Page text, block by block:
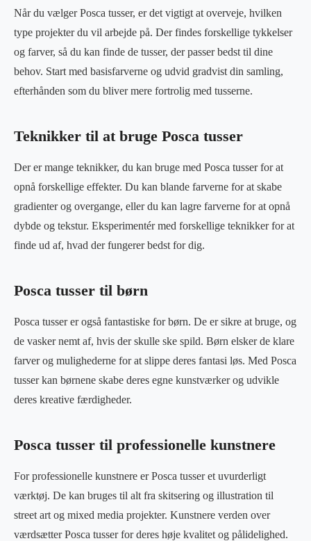
Når du vælger Posca tusser, er det vigtigt at overveje, hvilken
type projekter du vil arbejde på. Der findes forskellige tykkelser
og farver, så du kan finde de tusser, der passer bedst til dine
behov. Start med basisfarverne og udvid gradvist din samling,
efterhånden som du bliver mere fortrolig med tusserne.
Teknikker til at bruge Posca tusser
Der er mange teknikker, du kan bruge med Posca tusser for at
opnå forskellige effekter. Du kan blande farverne for at skabe
gradienter og overgange, eller du kan lagre farverne for at opnå
dybde og tekstur. Eksperimentér med forskellige teknikker for at
finde ud af, hvad der fungerer bedst for dig.
Posca tusser til børn
Posca tusser er også fantastiske for børn. De er sikre at bruge, og
de vasker nemt af, hvis der skulle ske spild. Børn elsker de klare
farver og mulighederne for at slippe deres fantasi løs. Med Posca
tusser kan børnene skabe deres egne kunstværker og udvikle
deres kreative færdigheder.
Posca tusser til professionelle kunstnere
For professionelle kunstnere er Posca tusser et uvurderligt
værktøj. De kan bruges til alt fra skitsering og illustration til
street art og mixed media projekter. Kunstnere verden over
værdsætter Posca tusser for deres høje kvalitet og pålidelighed.